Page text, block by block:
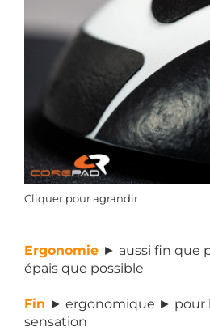
Cliquer pour agrandir
Ergonomie ► aussi fin que
épais que possible
Fin ► ergonomique ► pour
sensation